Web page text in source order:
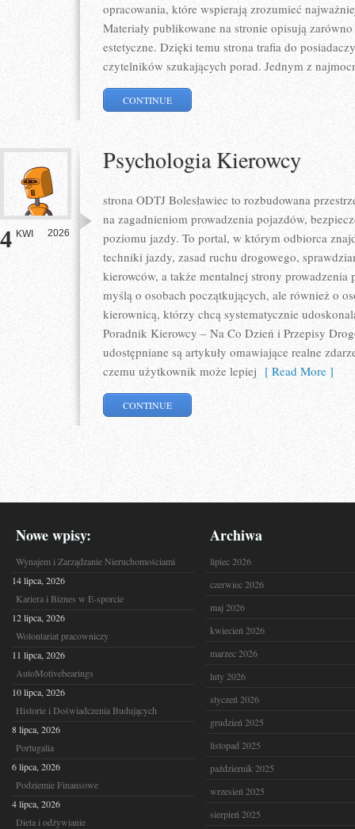
opracowania, które wspierają zrozumieć
Materiały publikowane na stronie opisują
estetyczne. Dzięki temu strona trafia do
czytelników szukających porad. Jednym z
CONTINUE
4 KWI 2026
Psychologia Kierowcy
strona ODTJ Bolesławiec to rozbudowana
na zagadnieniom prowadzenia pojazdów,
poziomu jazdy. To portal, w którym odbiorca
techniki jazdy, zasad ruchu drogowego,
kierowców, a także mentalnej strony prowadzenia
myślą o osobach początkujących, ale również o
kierownicą, którzy chcą systematycznie
Poradnik Kierowcy – Na Co Dzień i Przepisy
udostępniane są artykuły omawiające realne
czemu użytkownik może lepiej [ Read More ]
CONTINUE
Nowe wpisy:
Wynajem i Zarządzanie Nieruchomościami
14 lipca, 2026
Kariera i Biznes w E-sporcie
12 lipca, 2026
Wolontariat pracowniczy
11 lipca, 2026
AutoMotivebearings
10 lipca, 2026
Historie i Doświadczenia Budujących
8 lipca, 2026
Portugalia
6 lipca, 2026
Podziemie Finansowe
4 lipca, 2026
Dieta i odżywianie
Archiwa
lipiec 2026
czerwiec 2026
maj 2026
kwiecień 2026
marzec 2026
luty 2026
styczeń 2026
grudzień 2025
listopad 2025
październik 2025
wrzesień 2025
sierpień 2025